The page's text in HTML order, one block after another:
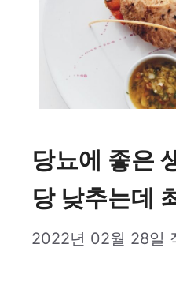
당뇨에 좋은
당 낮추는데
2022년 02월 28일